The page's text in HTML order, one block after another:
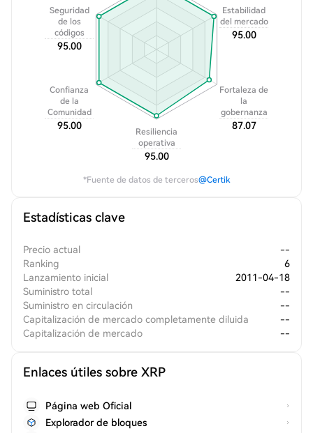
Seguridad
de los
códigos
95.00
Confianza
de la
Comunidad
95.00
Resiliencia
operativa
95.00
Fortaleza de
la
gobernanza
87.07
Estabilidad
del mercado
95.00
*Fuente de datos de terceros@Certik
Estadísticas clave
Precio actual
--
Ranking
6
Lanzamiento inicial
2011-04-18
Suministro total
--
Suministro en circulación
--
Capitalización de mercado completamente diluida
--
Capitalización de mercado
--
Enlaces útiles sobre XRP
Página web Oficial
Explorador de bloques